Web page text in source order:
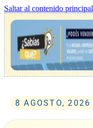
Saltar al contenido principal
8 AGOSTO, 2026